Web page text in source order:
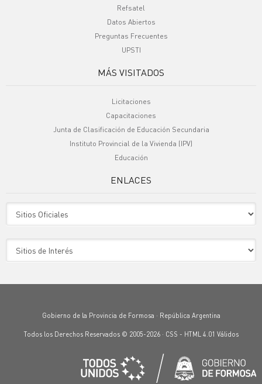
Refsatel
Datos Abiertos
Preguntas Frecuentes
UPSTI
MÁS VISITADOS
Licitaciones
Capacitaciones
Junta de Clasificación de Educación Secundaria
Instituto Provincial de la Vivienda (IPV)
Educación
ENLACES
Gobierno de la Provincia de Formosa · República Argentina
Todos los Derechos Reservados © 2005-2026 · CSS - HTML 4.01 Válidos